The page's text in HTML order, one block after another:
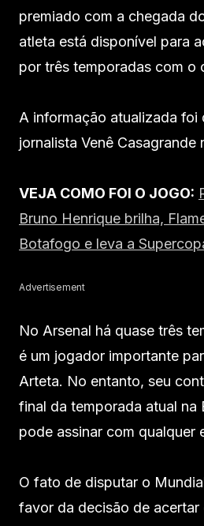
premiado com a chegada
atleta está disponível para
por três temporadas com o
A informação atualizada foi
jornalista Venê Casagrande
VEJA COMO FOI O JOGO:
Bruno Henrique brilha,
Botafogo e leva a
Advertisement
No Arsenal há quase três
é um jogador importante
Arteta. No entanto, seu
final da temporada atual na
pode assinar com qualquer
O fato de disputar o
favor da decisão de acertar